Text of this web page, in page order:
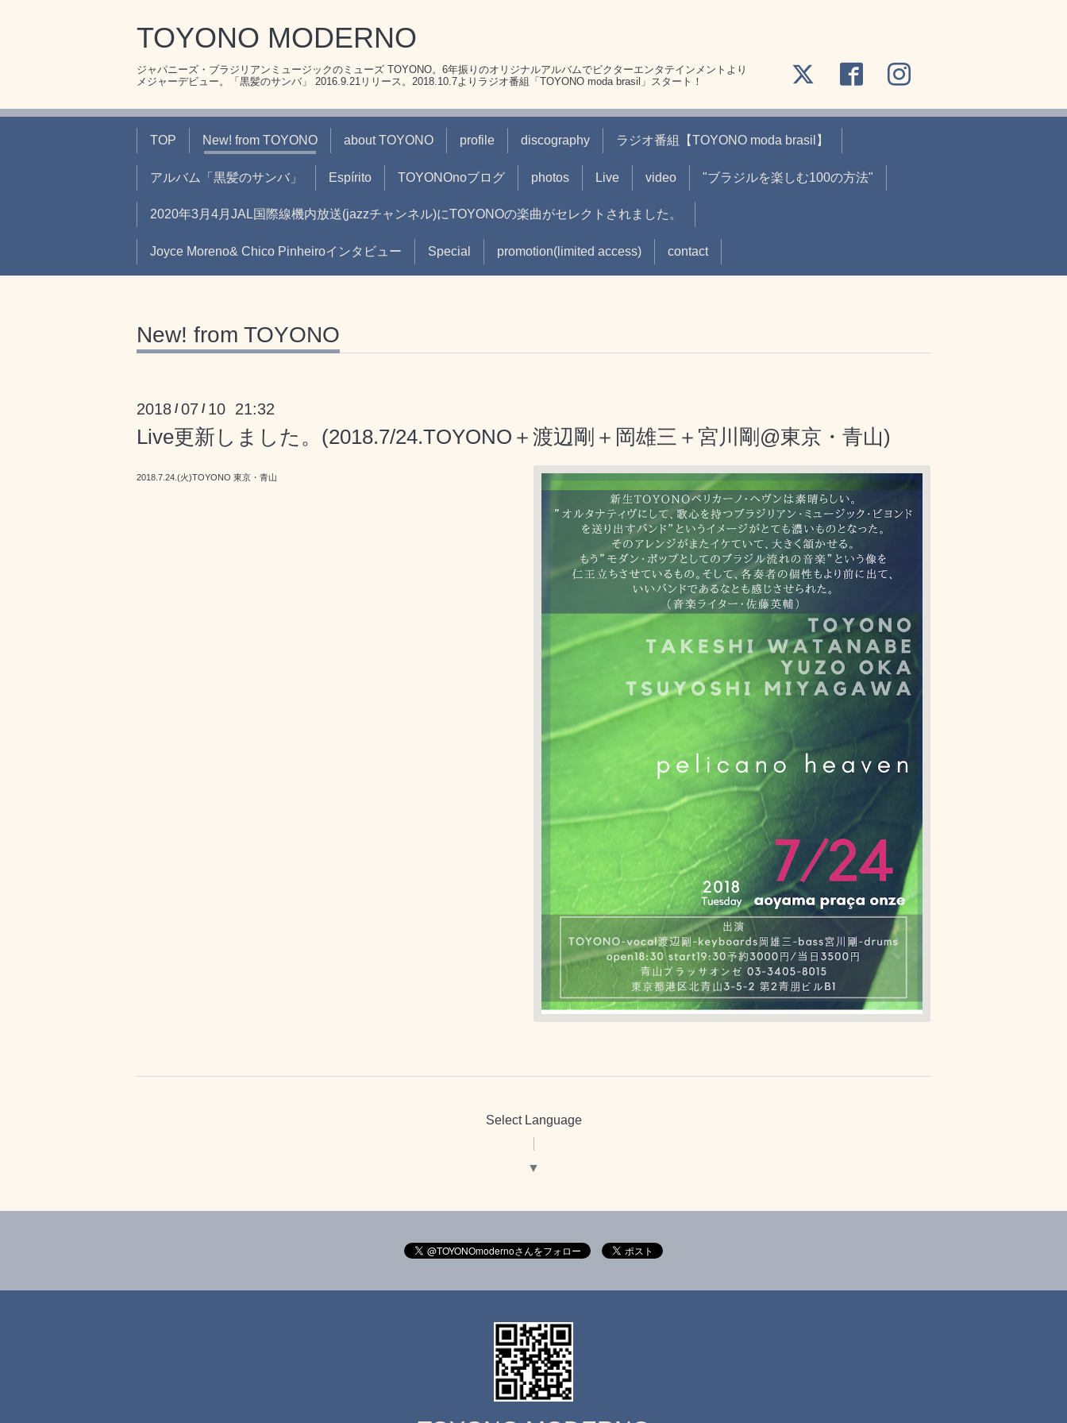
TOYONO MODERNO
ジャパニーズ・ブラジリアンミュージックのミューズ TOYONO。6年振りのオリジナルアルバムでビクターエンタテインメントより
メジャーデビュー。「黒髪のサンバ」 2016.9.21リリース。2018.10.7よりラジオ番組「TOYONO moda brasil」スタート！
TOP New! from TOYONO about TOYONO profile discography ラジオ番組【TOYONO moda brasil】
アルバム「黒髪のサンバ」 Espírito TOYONOnoブログ photos Live video "ブラジルを楽しむ100の方法"
2020年3月4月JAL国際線機内放送(jazzチャンネル)にTOYONOの楽曲がセレクトされました。
Joyce Moreno& Chico Pinheiroインタビュー Special promotion(limited access) contact
New! from TOYONO
2018 /07 / 10 21:32
Live更新しました。(2018.7/24.TOYONO＋渡辺剛＋岡雄三＋宮川剛@東京・青山)
2018.7.24.(火)TOYONO 東京・青山
Select Language
▼